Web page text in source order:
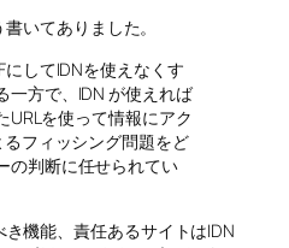
いてありました。
にしてIDNを使えなくす
一方で、IDN が使えれば
URLを使って情報にアク
フィッシング問題をど
の判断に任せられてい
機能、責任あるサイトはIDN